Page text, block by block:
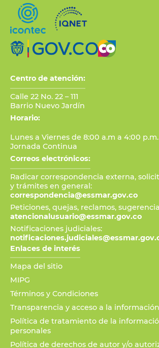
Centro de atención:
Calle 22 No. 22 – 111
Barrio Nuevo Jardín
Horario:
Lunes a Viernes de 8:00 a.m a 4:00 p.m.
Jornada Continua
Correos electrónicos:
Radicar correspondencia externa,
y trámites en general:
correspondencia@essmar.gov.co
Peticiones, quejas, reclamos,
atencionalusuario@essmar.gov.co
Notificaciones judiciales:
Enlaces de interés
Mapa del sitio
MIPG
Términos y Condiciones
Transparencia y acceso a la información
Política de tratamiento de la
personales
Política de derechos de autor y/o